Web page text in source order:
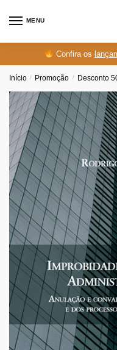
MENU
Confira os
Início / Promoção / Desconto